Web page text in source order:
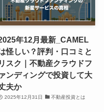
年12月最新_CAMEL
怪しい？評判・口コミと
リスク｜不動産クラウドフ
ァンディングで投資して大
夫か
2025年12月31日 不動産投資とは